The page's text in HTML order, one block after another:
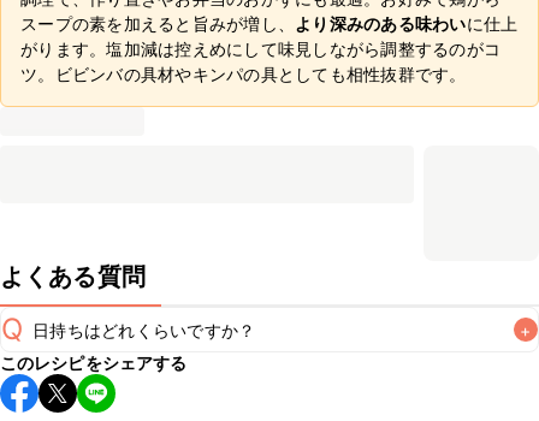
スープの素を加えると旨みが増し、
より深みのある味わいに仕上
がります。塩加減は控えめにして味見しながら調整するのがコ
ツ。ビビンバの具材やキンパの具としても相性抜群です。
よくある質問
Q 日持ちはどれくらいですか？ +
保存期間は冷蔵で翌日中が目安です。なるべくお早めにお召
し上がりください。
このレシピをシェアする